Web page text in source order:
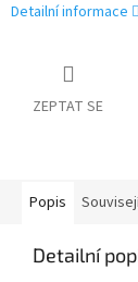
Detailní informace
ZEPTAT SE
Popis
Detailní